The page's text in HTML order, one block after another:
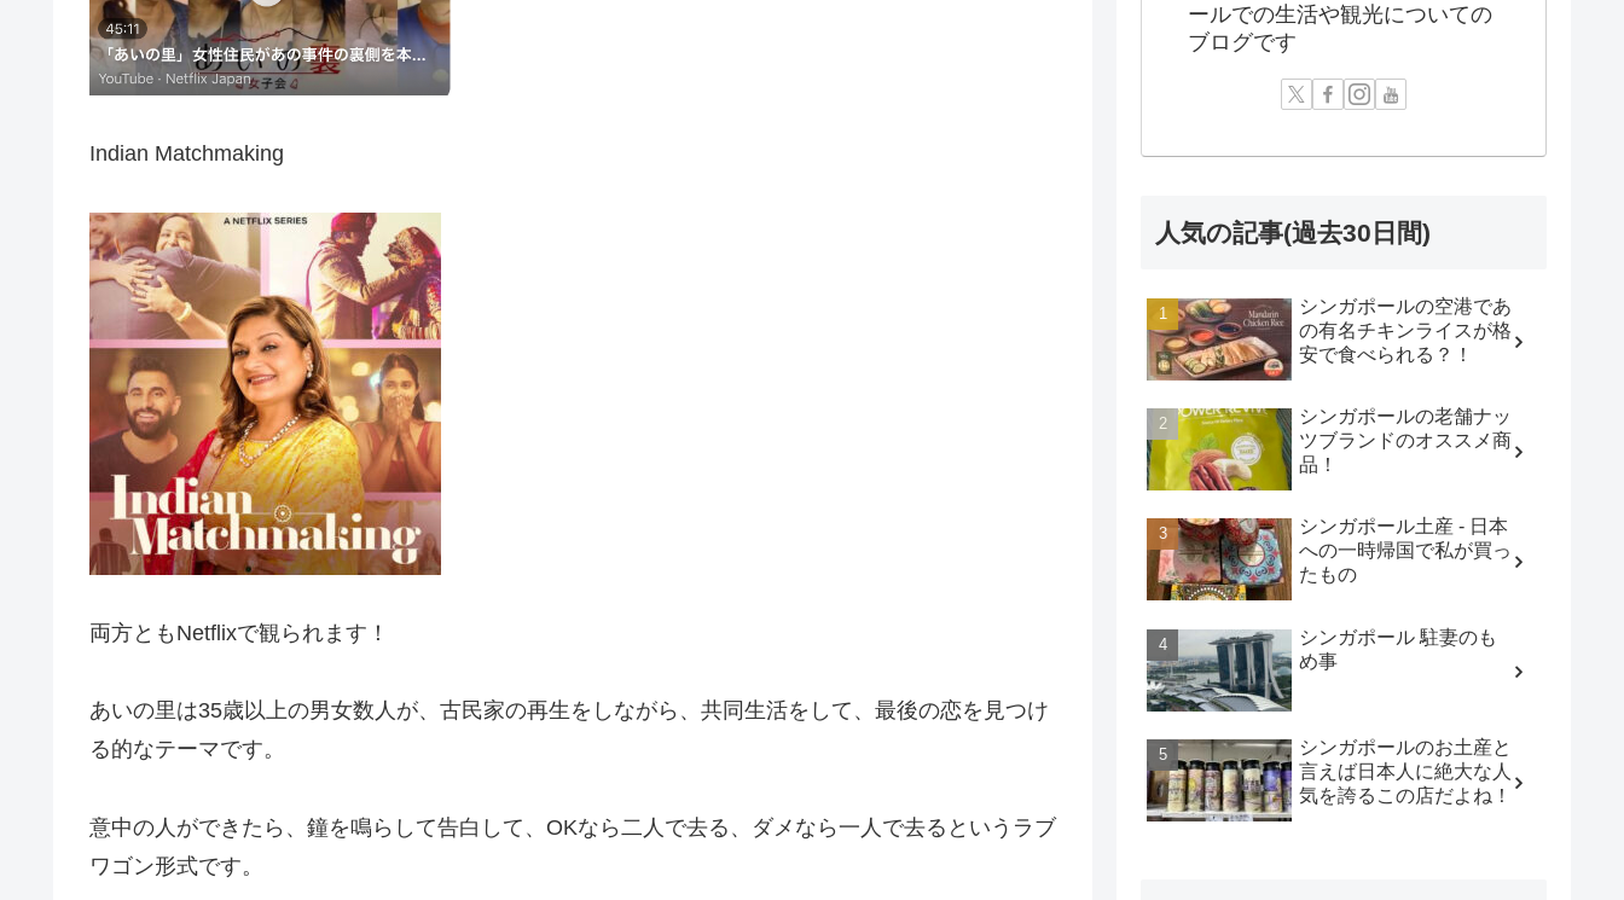
Indian Matchmaking
両方ともNetflixで観られます！
あいの里は35歳以上の男女数人が、古民家の再生をしながら、共同生活をして、最後の恋を見つけ
る的なテーマです。
意中の人ができたら、鐘を鳴らして告白して、OKなら二人で去る、ダメなら一人で去るというラブ
ワゴン形式です。
ールでの生活や観光についての
ブログです
人気の記事(過去30日間)
シンガポールの空港であ
の有名チキンライスが格
安で食べられる？！
シンガポールの老舗ナッ
ツブランドのオススメ商
品！
シンガポール土産 - 日本
への一時帰国で私が買っ
たもの
シンガポール 駐妻のも
め事
シンガポールのお土産と
言えば日本人に絶大な人
気を誇るこの店だよね！